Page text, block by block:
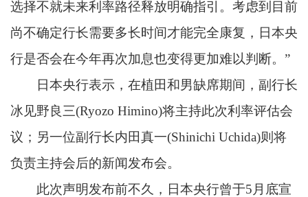
选择不就未来利率路径释放明确指引。考虑到目前
尚不确定行长需要多长时间才能完全康复，日本央
行是否会在今年再次加息也变得更加难以判断。”
日本央行表示，在植田和男缺席期间，副行长
冰见野良三(Ryozo Himino)将主持此次利率评估会
议；另一位副行长内田真一(Shinichi Uchida)则将
负责主持会后的新闻发布会。
此次声明发布前不久，日本央行曾于5月底宣